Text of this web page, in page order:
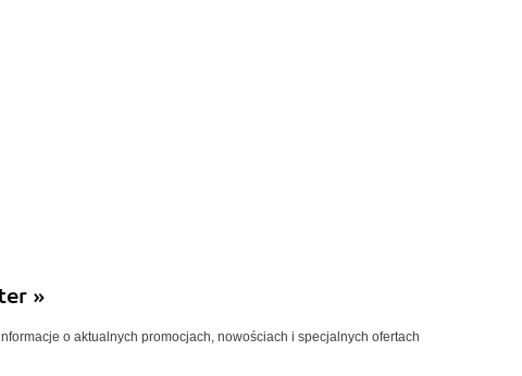
»
o aktualnych promocjach, nowościach i specjalnych ofertach